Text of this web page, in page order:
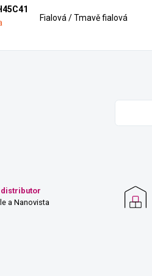
Fialová / Tmavě fialová
distributor
a Nanovista